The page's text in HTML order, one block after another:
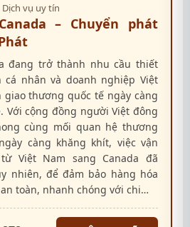
Dịch vụ uy tín
– Chuyển phát
đang trở thành nhu cầu thiết
cá nhân và doanh nghiệp Việt
thương quốc tế ngày càng
Với cộng đồng người Việt đông
cùng mối quan hệ thương
càng khăng khít, việc vận
Việt Nam sang Canada đã
nhiên, để đảm bảo hàng hóa
toàn, nhanh chóng với chi…